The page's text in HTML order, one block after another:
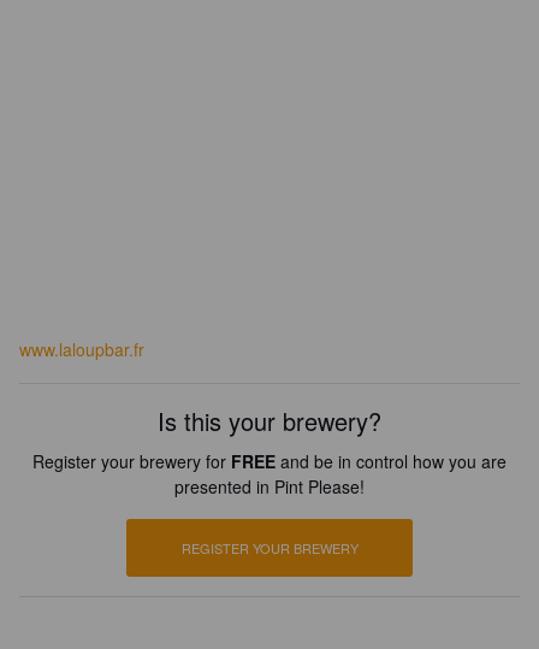
www.laloupbar.fr
Is this your brewery?
Register your brewery for FREE and be in control how you are
presented in Pint Please!
REGISTER YOUR BREWERY